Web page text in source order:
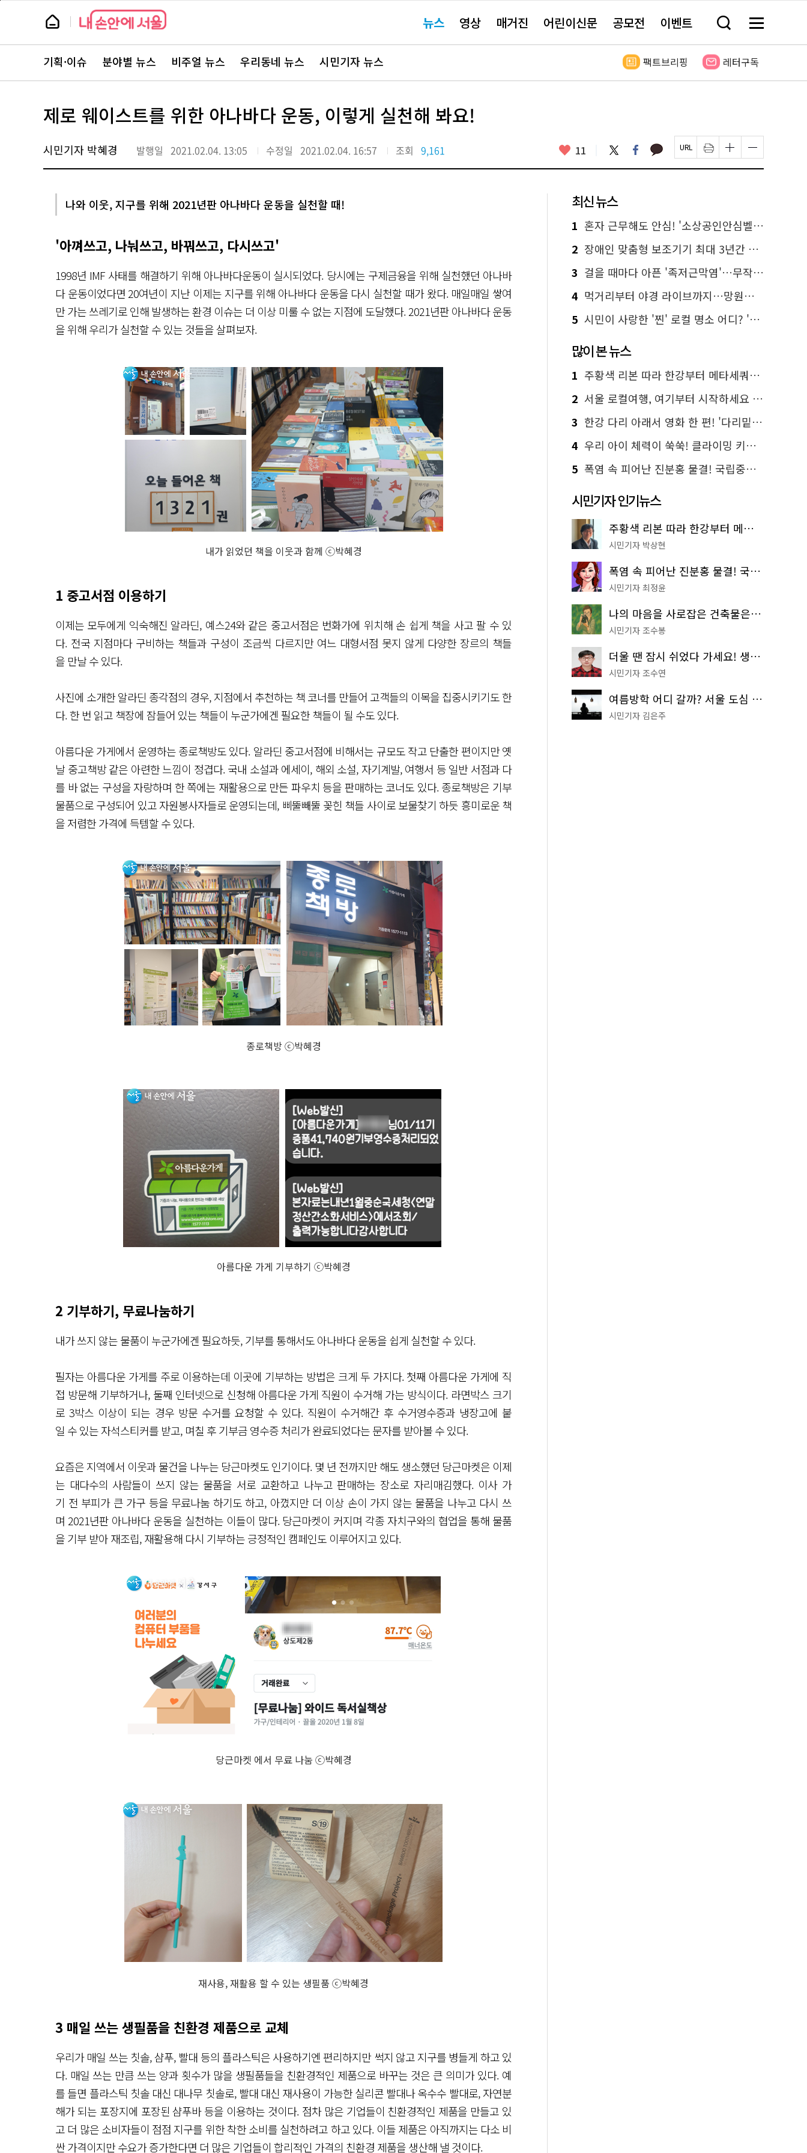
본
뉴
스 요뉴스 영상 매거진 어린이신문 공모전 이벤트 검
창
기
메
전
보
뉴
스
주
서
바
로
기획·이슈 분야별 뉴스 비주얼 뉴스 우리동네 뉴스 시민기자 뉴스 팩트브리핑 레터구독
제로 웨이스트를 위한 아나바다 운동, 이렇게 실천해 봐요!
시민기자 박혜경 발행일 2021.02.04. 13:05 수정일 2021.02.04. 16:57 조회 9,161 좋
요
11 트
위
터
페
이
스
카
카 페
이
지
인
쇄
하
글
자
크
하
기
글
자
크
하
기
나와 이웃, 지구를 위해 2021년판 아나바다 운동을 실천할 때!
'아껴쓰고, 나눠쓰고, 바꿔쓰고, 다시쓰고'
1998년 IMF 사태를 해결하기 위해 아나바다운동이 실시되었다. 당시에는 구제금융을 위해 실천했던 아나바
다 운동이었다면 20여년이 지난 이제는 지구를 위해 아나바다 운동을 다시 실천할 때가 왔다. 매일매일 쌓여
만 가는 쓰레기로 인해 발생하는 환경 이슈는 더 이상 미룰 수 없는 지점에 도달했다. 2021년판 아나바다 운동
을 위해 우리가 실천할 수 있는 것들을 살펴보자.
내가 읽었던 책을 이웃과 함께 ⓒ박혜경
1 중고서점 이용하기
이제는 모두에게 익숙해진 알라딘, 예스24와 같은 중고서점은 번화가에 위치해 손 쉽게 책을 사고 팔 수 있
다. 전국 지점마다 구비하는 책들과 구성이 조금씩 다르지만 여느 대형서점 못지 않게 다양한 장르의 책들
을 만날 수 있다.
사진에 소개한 알라딘 종각점의 경우, 지점에서 추천하는 책 코너를 만들어 고객들의 이목을 집중시키기도 한
다. 한 번 읽고 책장에 잠들어 있는 책들이 누군가에겐 필요한 책들이 될 수도 있다.
아름다운 가게에서 운영하는 종로책방도 있다. 알라딘 중고서점에 비해서는 규모도 작고 단출한 편이지만 옛
날 중고책방 같은 아련한 느낌이 정겹다. 국내 소설과 에세이, 해외 소설, 자기계발, 여행서 등 일반 서점과 다
를 바 없는 구성을 자랑하며 한 쪽에는 재활용으로 만든 파우치 등을 판매하는 코너도 있다. 종로책방은 기부
물품으로 구성되어 있고 자원봉사자들로 운영되는데, 삐뚤빼뚤 꽂힌 책들 사이로 보물찾기 하듯 흥미로운 책
을 저렴한 가격에 득템할 수 있다.
종로책방 ⓒ박혜경
아름다운 가게 기부하기 ⓒ박혜경
2 기부하기, 무료나눔하기
내가 쓰지 않는 물품이 누군가에겐 필요하듯, 기부를 통해서도 아나바다 운동을 쉽게 실천할 수 있다.
필자는 아름다운 가게를 주로 이용하는데 이곳에 기부하는 방법은 크게 두 가지다. 첫째 아름다운 가게에 직
접 방문해 기부하거나, 둘째 인터넷으로 신청해 아름다운 가게 직원이 수거해 가는 방식이다. 라면박스 크기
로 3박스 이상이 되는 경우 방문 수거를 요청할 수 있다. 직원이 수거해간 후 수거영수증과 냉장고에 붙
일 수 있는 자석스티커를 받고, 며칠 후 기부금 영수증 처리가 완료되었다는 문자를 받아볼 수 있다.
요즘은 지역에서 이웃과 물건을 나누는 당근마켓도 인기이다. 몇 년 전까지만 해도 생소했던 당근마켓은 이제
는 대다수의 사람들이 쓰지 않는 물품을 서로 교환하고 나누고 판매하는 장소로 자리매김했다. 이사 가
기 전 부피가 큰 가구 등을 무료나눔 하기도 하고, 아꼈지만 더 이상 손이 가지 않는 물품을 나누고 다시 쓰
며 2021년판 아나바다 운동을 실천하는 이들이 많다. 당근마켓이 커지며 각종 자치구와의 협업을 통해 물품
을 기부 받아 재조립, 재활용해 다시 기부하는 긍정적인 캠페인도 이루어지고 있다.
당근마켓 에서 무료 나눔 ⓒ박혜경
재사용, 재활용 할 수 있는 생필품 ⓒ박혜경
3 매일 쓰는 생필품을 친환경 제품으로 교체
우리가 매일 쓰는 칫솔, 샴푸, 빨대 등의 플라스틱은 사용하기엔 편리하지만 썩지 않고 지구를 병들게 하고 있
다. 매일 쓰는 만큼 쓰는 양과 횟수가 많을 생필품들을 친환경적인 제품으로 바꾸는 것은 큰 의미가 있다. 예
를 들면 플라스틱 칫솔 대신 대나무 칫솔로, 빨대 대신 재사용이 가능한 실리콘 빨대나 옥수수 빨대로, 자연분
해가 되는 포장지에 포장된 샴푸바 등을 이용하는 것이다. 점차 많은 기업들이 친환경적인 제품을 만들고 있
고 더 많은 소비자들이 점점 지구를 위한 착한 소비를 실천하려고 하고 있다. 이들 제품은 아직까지는 다소 비
싼 가격이지만 수요가 증가한다면 더 많은 기업들이 합리적인 가격의 친환경 제품을 생산해 낼 것이다.
최신 뉴스
1 혼자 근무해도 안심! '소상공인안심벨' 신청하세요
2 장애인 맞춤형 보조기기 최대 3년간 무상 대여…삶의 질 높인다
3 걸을 때마다 아픈 '족저근막염'…무작정 참지 말고 '이것' 해보세요!
4 먹거리부터 야경 라이브까지…망원한강공원 알짜 코스
5 시민이 사랑한 '찐' 로컬 명소 어디? '서울에디션25' 추천 코스
많이 본 뉴스
1 주황색 리본 따라 한강부터 메타세쿼이아 숲길까지…서울둘레길 15코스
2 서울 로컬여행, 여기부터 시작하세요 '서울에디션25'
3 한강 다리 아래서 영화 한 편! '다리밑 영화관' 무료 상영
4 우리 아이 체력이 쑥쑥! 클라이밍 키즈카페·어린이 체력장
5 폭염 속 피어난 진분홍 물결! 국립중앙박물관 배롱나무 명소
시민기자 인기뉴스
주황색 리본 따라 한강부터 메타세쿼이아 숲길까지…서울둘레길 15코스
시민기자 박상현
폭염 속 피어난 진분홍 물결! 국립중앙박물관 배롱나무 명소
시민기자 최정윤
나의 마음을 사로잡은 건축물은? '서울시 건축상' 수상작 공개!
시민기자 조수봉
더울 땐 잠시 쉬었다 가세요! 생수 냉장고부터 해피소·무더위쉼터까지
시민기자 조수연
여름방학 어디 갈까? 서울 도심 무료 실내 여행 코스 추천
시민기자 김은주
페